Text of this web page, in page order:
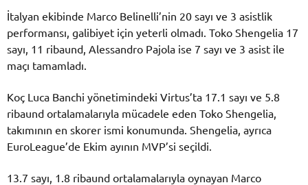
İtalyan ekibinde Marco Belinelli’nin 20 sayı ve 3 asistlik
performansı, galibiyet için yeterli olmadı. Toko Shengelia 17
sayı, 11 ribaund, Alessandro Pajola ise 7 sayı ve 3 asist ile
maçı tamamladı.
Koç Luca Banchi yönetimindeki Virtus’ta 17.1 sayı ve 5.8
ribaund ortalamalarıyla mücadele eden Toko Shengelia,
takımının en skorer ismi konumunda. Shengelia, ayrıca
EuroLeague’de Ekim ayının MVP’si seçildi.
13.7 sayı, 1.8 ribaund ortalamalarıyla oynayan Marco